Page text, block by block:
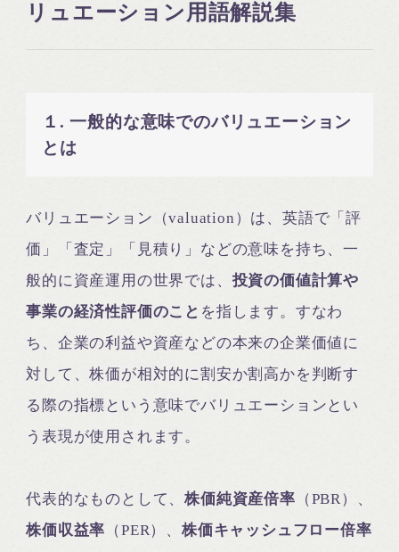
リュエーション用語解説集
１. 一般的な意味でのバリュエーション
とは
バリュエーション（valuation）は、英語で「評
価」「査定」「見積り」などの意味を持ち、一
般的に資産運用の世界では、 投資の価値計算や
事業の経済性評価のこと を指します。すなわ
ち、企業の利益や資産などの本来の企業価値に
対して、株価が相対的に割安か割高かを判断す
る際の指標という意味でバリュエーションとい
う表現が使用されます。
代表的なものとして、株価純資産倍率 （PBR）、
株価収益率 （PER）、 株価キャッシュフロー倍率